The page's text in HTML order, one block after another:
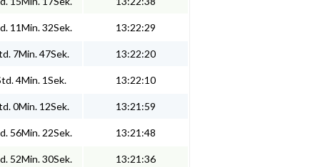
11Min. 32Sek. 13:22:29
7Min. 47Sek. 13:22:20
4Min. 1Sek. 13:22:10
0Min. 12Sek. 13:21:59
56Min. 22Sek. 13:21:48
52Min. 30Sek. 13:21:36